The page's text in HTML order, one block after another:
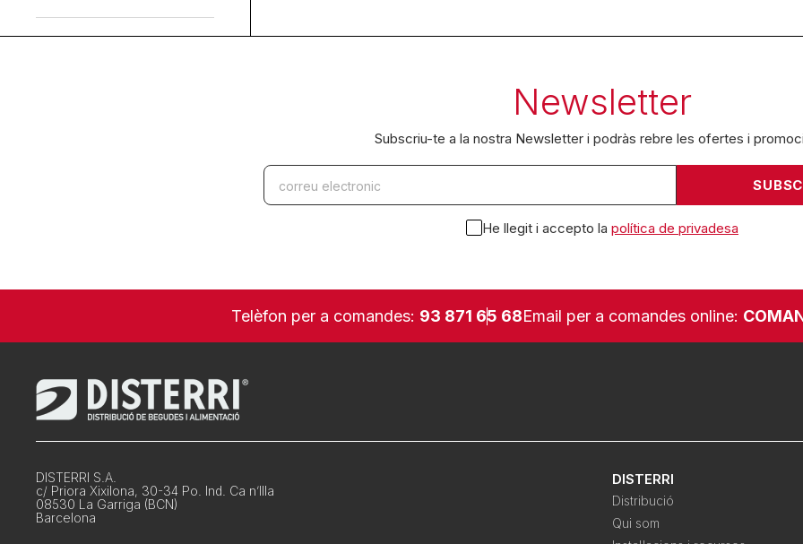
Newsletter
Subscriu-te a la nostra Newsletter i podràs rebre les ofertes i
He llegit i accepto la política de privadesa
Telèfon per a comandes: 93 871 65 68Email per a comandes online:
DISTERRI S.A.
c/ Priora Xixilona, 30-34 Po. Ind. Ca n’Illa
08530 La Garriga (BCN)
Barcelona
DISTERRI
Distribució
Qui som